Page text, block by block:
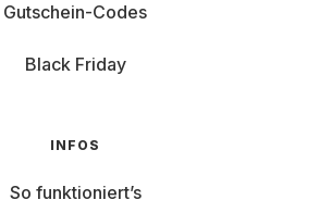
Gutschein-Codes
Black Friday
INFOS
So funktioniert’s